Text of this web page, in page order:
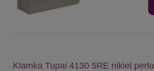
Klamka Tupai 4130 5RE nikiel perła